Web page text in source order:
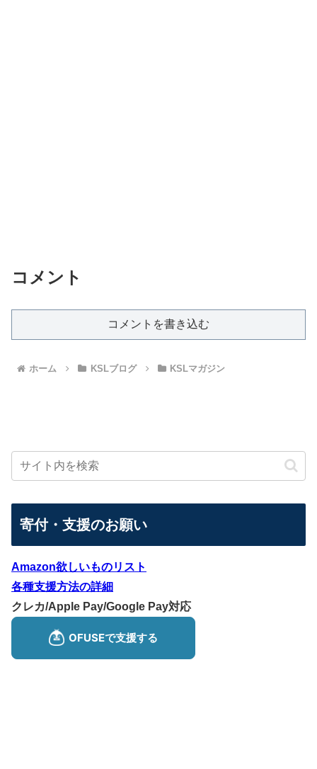
コメント
コメントを書き込む
ホーム KSLブログ KSLマガジン
寄付・支援のお願い
Amazon欲しいものリスト
各種支援方法の詳細
クレカ/Apple Pay/Google Pay対応